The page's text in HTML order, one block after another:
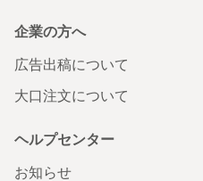
企業の方へ
広告出稿について
大口注文について
ヘルプセンター
お知らせ